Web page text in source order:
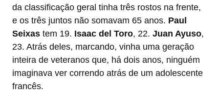
da classificação geral tinha três rostos na frente,
e os três juntos não somavam 65 anos. Paul
Seixas tem 19. Isaac del Toro, 22. Juan Ayuso,
23. Atrás deles, marcando, vinha uma geração
inteira de veteranos que, há dois anos, ninguém
imaginava ver correndo atrás de um adolescente
francês.